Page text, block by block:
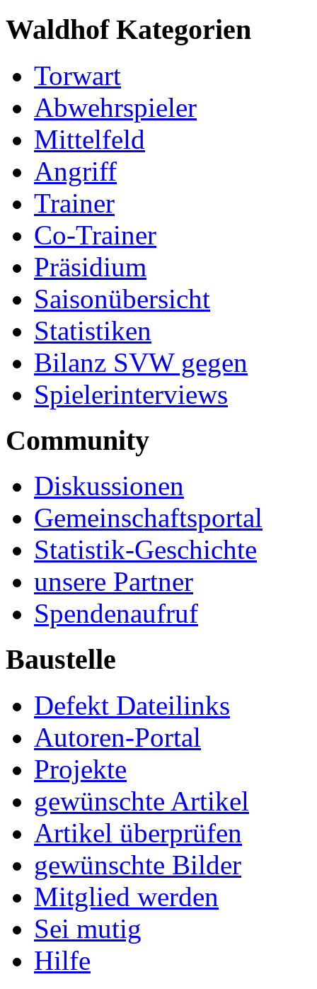
Waldhof Kategorien
Torwart
Abwehrspieler
Mittelfeld
Angriff
Trainer
Co-Trainer
Präsidium
Saisonübersicht
Statistiken
Bilanz SVW gegen
Spielerinterviews
Community
Diskussionen
Gemeinschaftsportal
Statistik-Geschichte
unsere Partner
Spendenaufruf
Baustelle
Defekt Dateilinks
Autoren-Portal
Projekte
gewünschte Artikel
Artikel überprüfen
gewünschte Bilder
Mitglied werden
Sei mutig
Hilfe